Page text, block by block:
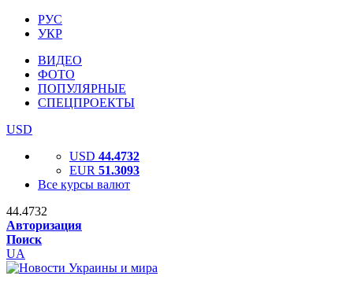
РУС
УКР
ВИДЕО
ФОТО
ПОПУЛЯРНЫЕ
СПЕЦПРОЕКТЫ
USD
USD 44.4732
EUR 51.3093
Все курсы валют
44.4732
Авторизация
Поиск
UA